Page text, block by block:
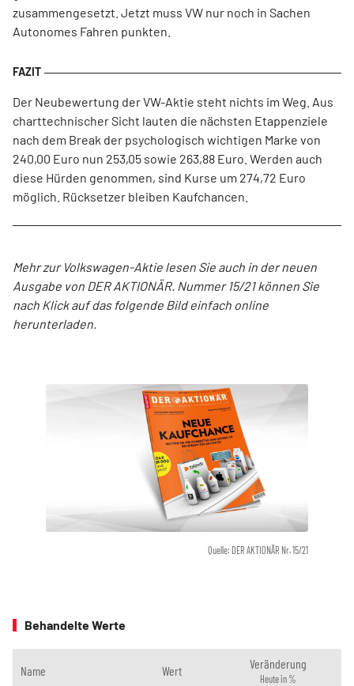
zusammengesetzt. Jetzt muss VW nur noch in Sachen
Autonomes Fahren punkten.
Der Neubewertung der VW-Aktie steht nichts im Weg. Aus
charttechnischer Sicht lauten die nächsten Etappenziele
nach dem Break der psychologisch wichtigen Marke von
240,00 Euro nun 253,05 sowie 263,88 Euro. Werden auch
diese Hürden genommen, sind Kurse um 274,72 Euro
möglich. Rücksetzer bleiben Kaufchancen.
Mehr zur Volkswagen-Aktie lesen Sie auch in der neuen
Ausgabe von DER AKTIONÄR. Nummer 15/21 können Sie
nach Klick auf das folgende Bild einfach online
herunterladen.
Quelle: DER AKTIONÄR Nr. 15/21
Behandelte Werte
Name Wert Veränderung
Heute in %